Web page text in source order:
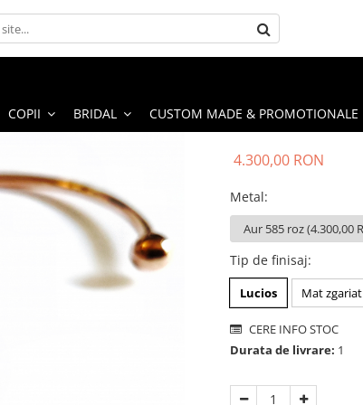
COPII BRIDAL CUSTOM MADE & PROMOTIONALE
4.300,00 RON
Metal:
Tip de finisaj:
Lucios Mat zgariat
CERE INFO STOC
Durata de livrare: 1